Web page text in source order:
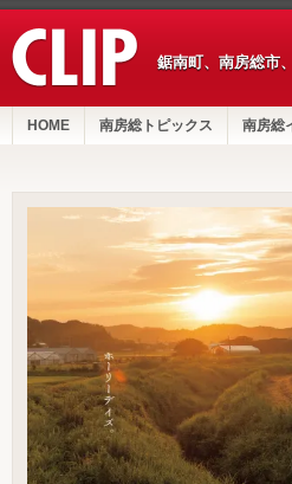
鋸南町、南房総市
HOME 南房総トピックス 南房総